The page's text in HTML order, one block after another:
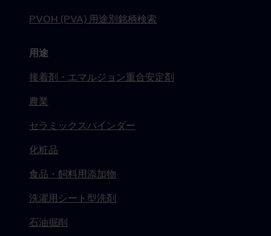
PVOH (PVA) 用途別銘柄検索
用途
接着剤・エマルジョン重合安定剤
農業
セラミックスバインダー
化粧品
食品・飼料用添加物
洗濯用シート型洗剤
石油掘削